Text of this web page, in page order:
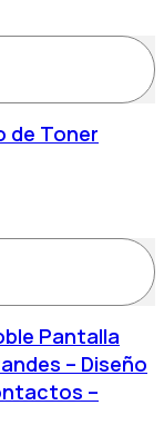
de Toner
Pantalla
– Diseño
–